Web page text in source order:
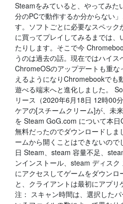
Steamをみていると、やってみた
分のPCで動作するか分からない
す。ソフトごとに必要なスペック
に買ってプレイしてみるまでは、
たりします。そこで今
うのは過去の話。現在ではハイス
ChromeOSのアップデートも重
えるようになりChromebookでも
遊べる端末へと進化しました。
リース（2020年6月18日 12時00
ケアの[スチームクリーム]が、未
を Steam GoG.com について本
無料だったのでダウンロードし
ームから開くことはできないの
日 Steam、steam 容量不足、
ンインストール、steam ディス
にアクセスしてゲームをダウンロ
と、クライアントは最初にアプ
注： スキャン時間は、選択した